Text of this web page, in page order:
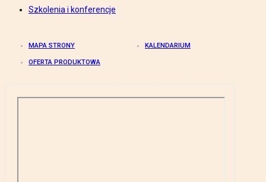
Szkolenia i konferencje
MAPA STRONY KALENDARIUM
OFERTA PRODUKTOWA